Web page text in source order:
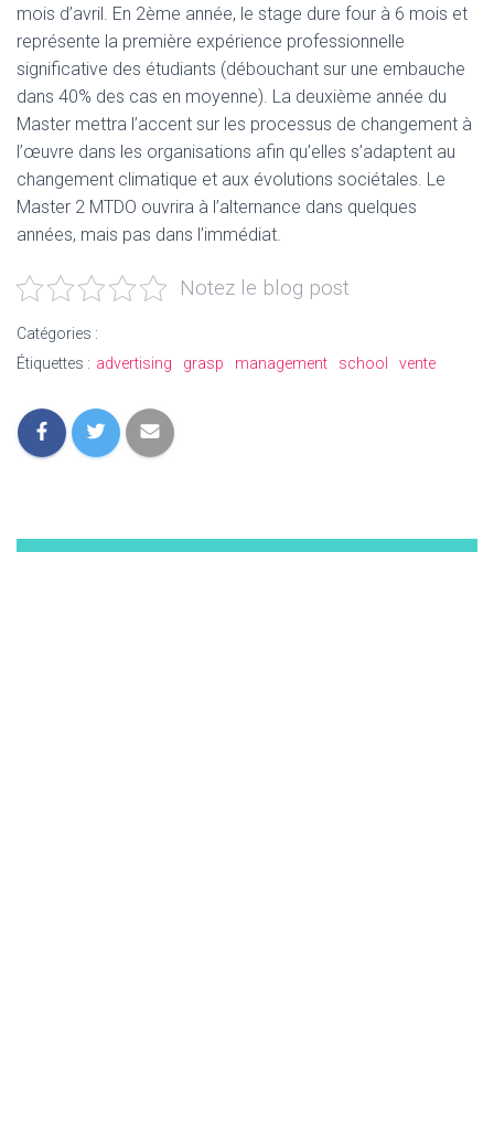
mois d’avril. En 2ème année, le stage dure four à 6 mois et
représente la première expérience professionnelle
significative des étudiants (débouchant sur une embauche
dans 40% des cas en moyenne). La deuxième année du
Master mettra l’accent sur les processus de changement à
l’œuvre dans les organisations afin qu’elles s’adaptent au
changement climatique et aux évolutions sociétales. Le
Master 2 MTDO ouvrira à l’alternance dans quelques
années, mais pas dans l’immédiat.
Notez le blog post
Catégories :
Étiquettes : advertising grasp management school vente